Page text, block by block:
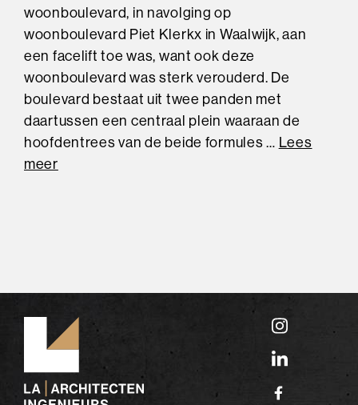
woonboulevard, in navolging op
woonboulevard Piet Klerkx in Waalwijk, aan
een facelift toe was, want ook deze
woonboulevard was sterk verouderd. De
boulevard bestaat uit twee panden met
daartussen een centraal plein waaraan de
hoofdentrees van de beide formules … Lees
meer